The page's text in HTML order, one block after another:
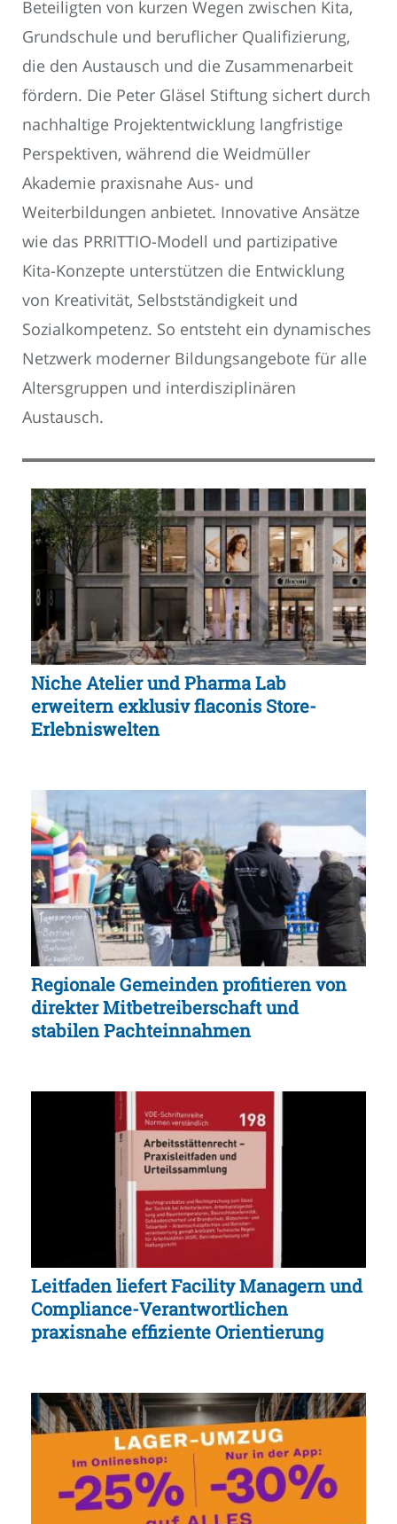
Beteiligten von kurzen Wegen zwischen Kita,
Grundschule und beruflicher Qualifizierung,
die den Austausch und die Zusammenarbeit
fördern. Die Peter Gläsel Stiftung sichert durch
nachhaltige Projektentwicklung langfristige
Perspektiven, während die Weidmüller
Akademie praxisnahe Aus- und
Weiterbildungen anbietet. Innovative Ansätze
wie das PRRITTIO-Modell und partizipative
Kita-Konzepte unterstützen die Entwicklung
von Kreativität, Selbstständigkeit und
Sozialkompetenz. So entsteht ein dynamisches
Netzwerk moderner Bildungsangebote für alle
Altersgruppen und interdisziplinären
Austausch.
Niche Atelier und Pharma Lab
erweitern exklusiv flaconis Store-
Erlebniswelten
Regionale Gemeinden profitieren von
direkter Mitbetreiberschaft und
stabilen Pachteinnahmen
Leitfaden liefert Facility Managern und
Compliance-Verantwortlichen
praxisnahe effiziente Orientierung